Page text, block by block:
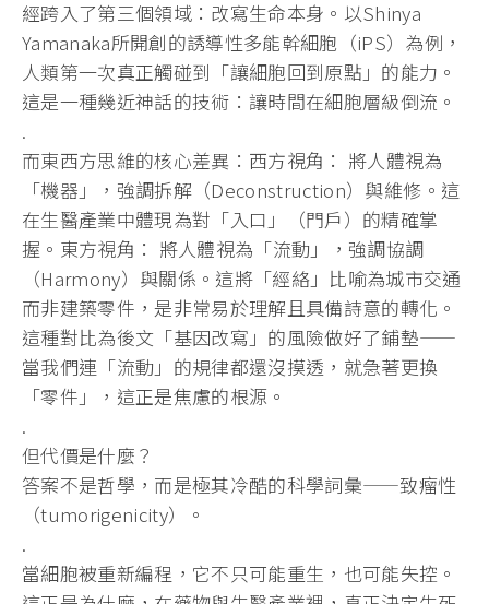
經跨入了第三個領域：改寫生命本身。以Shinya
Yamanaka所開創的誘導性多能幹細胞（iPS）為例，
人類第一次真正觸碰到「讓細胞回到原點」的能力。
這是一種幾近神話的技術：讓時間在細胞層級倒流。
.
而東西方思維的核心差異：西方視角： 將人體視為
「機器」，強調拆解（Deconstruction）與維修。這
在生醫產業中體現為對「入口」（門戶）的精確掌
握。東方視角： 將人體視為「流動」，強調協調
（Harmony）與關係。這將「經絡」比喻為城市交通
而非建築零件，是非常易於理解且具備詩意的轉化。
這種對比為後文「基因改寫」的風險做好了鋪墊——
當我們連「流動」的規律都還沒摸透，就急著更換
「零件」，這正是焦慮的根源。
.
但代價是什麼？
答案不是哲學，而是極其冷酷的科學詞彙——致瘤性
（tumorigenicity）。
.
當細胞被重新編程，它不只可能重生，也可能失控。